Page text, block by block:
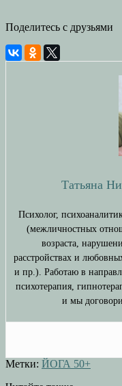
Поделитесь с друзьями
Татьяна
Психолог,
(межличностных
возраста,
расстройствах и
и пр.). Работаю в
психотерапия,
и мы
Метки: ЙОГА 50+